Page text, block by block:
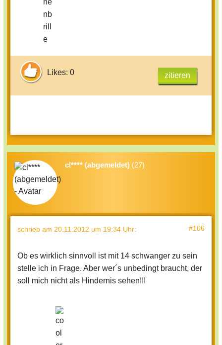
Likes: 0 zitieren
cl**** (abgemeldet) (27)
schrieb am 20.11.2012 um 19:34 Uhr: #106
Ob es wirklich sinnvoll ist mit 14 schwanger zu sein
stelle ich in Frage. Aber wer´s unbedingt braucht, der
soll mich nicht als Hindernis sehen!!!